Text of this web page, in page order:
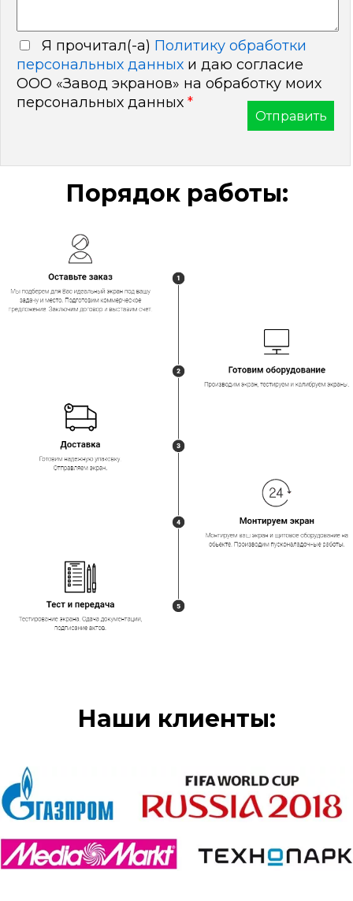
Я прочитал(-а) Политику обработки
персональных данных и даю согласие
ООО «Завод экранов» на обработку моих
персональных данных *
Порядок работы:
Наши клиенты: